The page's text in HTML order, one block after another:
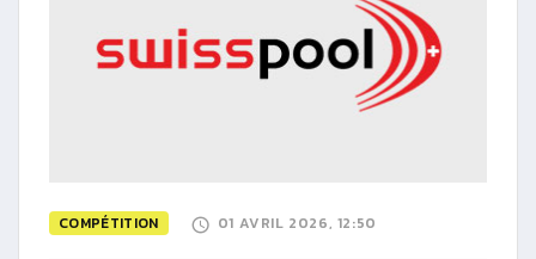
COMPÉTITION 01 AVRIL 2026, 12:50